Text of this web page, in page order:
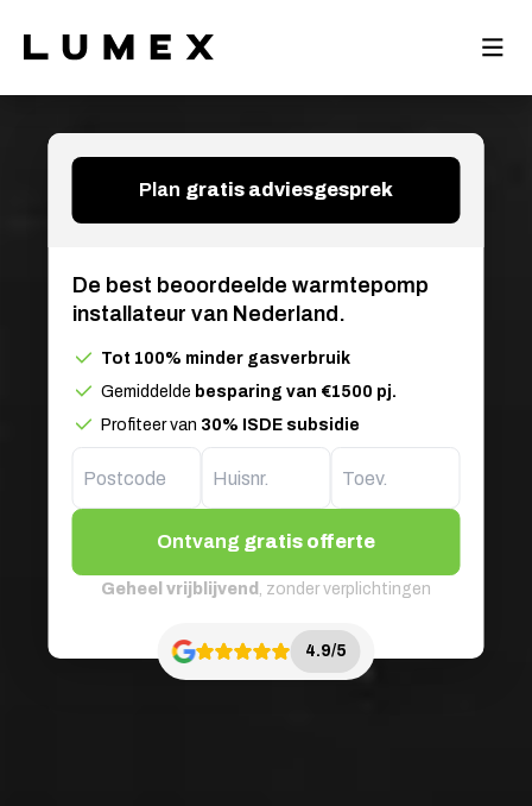
Plan gratis adviesgesprek
De best beoordeelde warmtepomp
installateur van Nederland.
Tot 100% minder gasverbruik
Gemiddelde besparing van €1500 pj.
Profiteer van 30% ISDE subsidie
Ontvang gratis offerte
Geheel vrijblijvend , zonder verplichtingen
4.9/5